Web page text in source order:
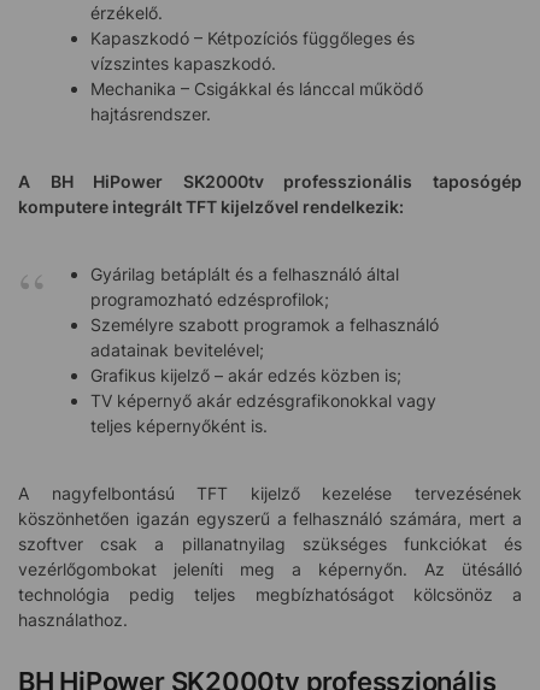
érzékelő.
Kapaszkodó – Kétpozíciós függőleges és
vízszintes kapaszkodó.
Mechanika – Csigákkal és lánccal működő
hajtásrendszer.
A BH HiPower SK2000tv professzionális taposógép
komputere integrált TFT kijelzővel rendelkezik:
Gyárilag betáplált és a felhasználó által
programozható edzésprofilok;
Személyre szabott programok a felhasználó
adatainak bevitelével;
Grafikus kijelző – akár edzés közben is;
TV képernyő akár edzésgrafikonokkal vagy
teljes képernyőként is.
A nagyfelbontású TFT kijelző kezelése tervezésének
köszönhetően igazán egyszerű a felhasználó számára, mert a
szoftver csak a pillanatnyilag szükséges funkciókat és
vezérlőgombokat jeleníti meg a képernyőn. Az ütésálló
technológia pedig teljes megbízhatóságot kölcsönöz a
használathoz.
BH HiPower SK2000tv professzionális